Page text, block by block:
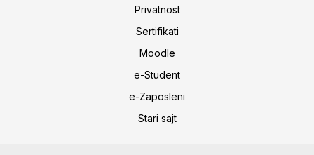
Privatnost
Sertifikati
Moodle
e-Student
e-Zaposleni
Stari sajt